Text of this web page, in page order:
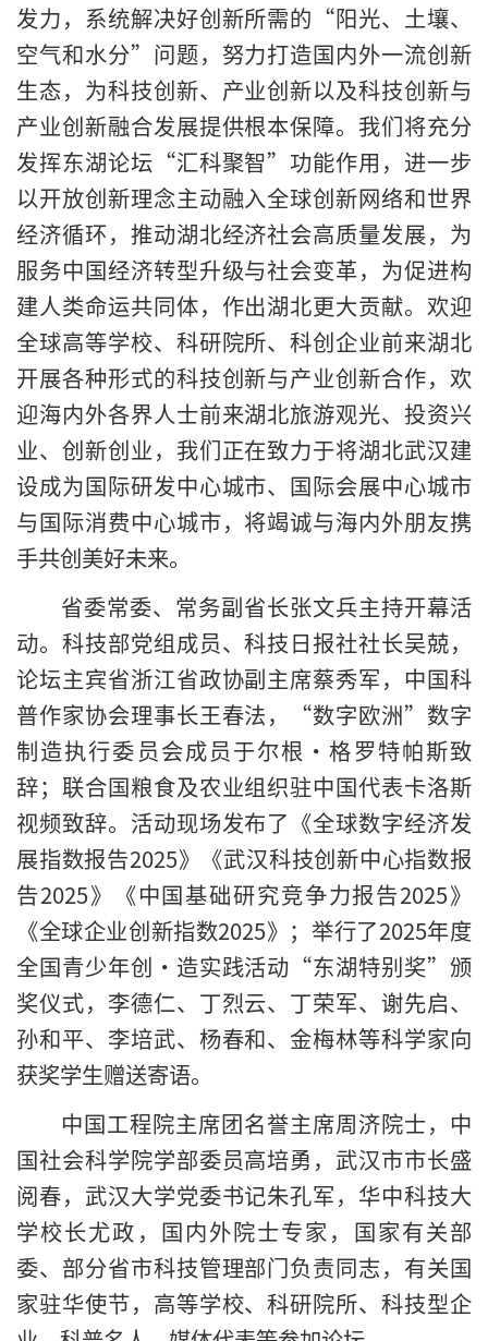
发力，系统解决好创新所需的“阳光、土壤、
空气和水分”问题，努力打造国内外一流创新
生态，为科技创新、产业创新以及科技创新与
产业创新融合发展提供根本保障。我们将充分
发挥东湖论坛“汇科聚智”功能作用，进一步
以开放创新理念主动融入全球创新网络和世界
经济循环，推动湖北经济社会高质量发展，为
服务中国经济转型升级与社会变革，为促进构
建人类命运共同体，作出湖北更大贡献。欢迎
全球高等学校、科研院所、科创企业前来湖北
开展各种形式的科技创新与产业创新合作，欢
迎海内外各界人士前来湖北旅游观光、投资兴
业、创新创业，我们正在致力于将湖北武汉建
设成为国际研发中心城市、国际会展中心城市
与国际消费中心城市，将竭诚与海内外朋友携
手共创美好未来。
省委常委、常务副省长张文兵主持开幕活
动。科技部党组成员、科技日报社社长吴兢，
论坛主宾省浙江省政协副主席蔡秀军，中国科
普作家协会理事长王春法，“数字欧洲”数字
制造执行委员会成员于尔根·格罗特帕斯致
辞；联合国粮食及农业组织驻中国代表卡洛斯
视频致辞。活动现场发布了《全球数字经济发
展指数报告2025》《武汉科技创新中心指数报
告2025》《中国基础研究竞争力报告2025》
《全球企业创新指数2025》；举行了2025年度
全国青少年创·造实践活动“东湖特别奖”颁
奖仪式，李德仁、丁烈云、丁荣军、谢先启、
孙和平、李培武、杨春和、金梅林等科学家向
获奖学生赠送寄语。
中国工程院主席团名誉主席周济院士，中
国社会科学院学部委员高培勇，武汉市市长盛
阅春，武汉大学党委书记朱孔军，华中科技大
学校长尤政，国内外院士专家，国家有关部
委、部分省市科技管理部门负责同志，有关国
家驻华使节，高等学校、科研院所、科技型企